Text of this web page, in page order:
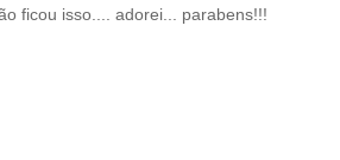
ficou isso.... adorei... parabens!!!